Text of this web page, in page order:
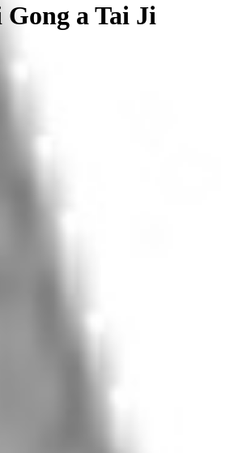
Gong a Tai Ji